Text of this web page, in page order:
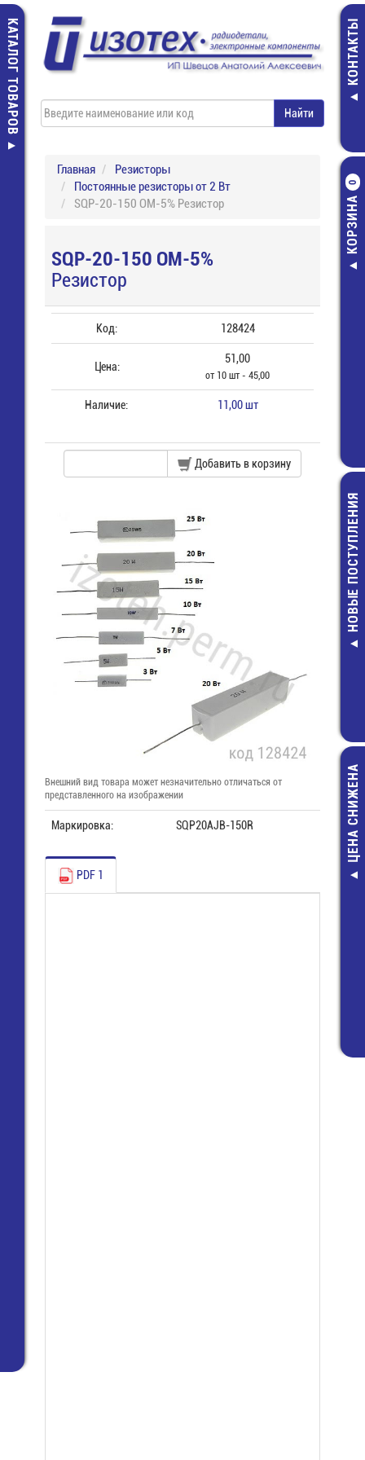
КАТАЛОГ ТОВАРОВ КОНТАКТЫ
КОРЗИНА
0
Паста
КПТ-8 (20гр/
НОВЫЕ ПОСТУПЛЕНИЯ
ЦЕНА СНИЖЕНА
Главная
Резисторы
Постоянные резисторы от 2 Вт
SQP-20-150 ОМ-5% Резистор
SQP-20-150 ОМ-5%
Резистор
Код: 128424
Цена:
51,00
от 10 шт - 45,00
Наличие: 11,00 шт
Добавить в корзину
Внешний вид товара может незначительно отличаться от
представленного на изображении
Маркировка: SQP20AJB-150R
PDF 1